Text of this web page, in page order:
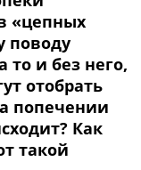
«цепных
поводу
то и без него,
отобрать
попечении
Как
такой